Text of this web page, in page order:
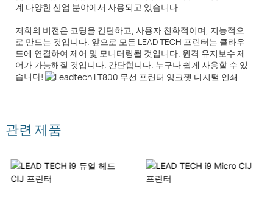
계 다양한 산업 분야에서 사용되고 있습니다.
저희의 비전은 코딩을 간단하고, 사용자 친화적이며, 지능적으
로 만드는 것입니다. 앞으로 모든 LEAD TECH 프린터는 클라우
드에 연결하여 제어 및 모니터링될 것입니다. 원격 유지보수 제
어가 가능해질 것입니다. 간단합니다. 누구나 쉽게 사용할 수 있
습니다!
관련 제품